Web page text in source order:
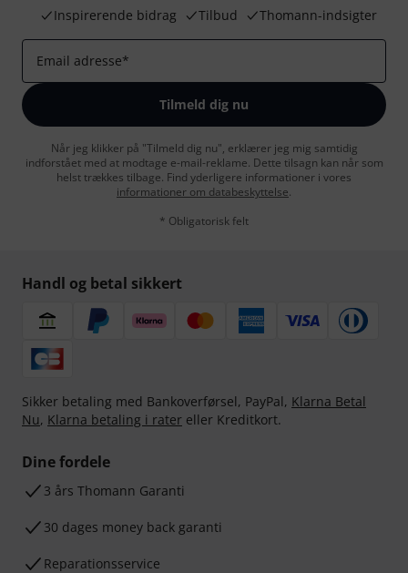
Inspirerende bidrag
Tilbud Thomann-indsigter
Email adresse*
Tilmeld dig nu
Når jeg klikker på "Tilmeld dig nu", erklærer jeg mig samtidig
indforstået med at modtage e-mail-reklame. Dette tilsagn kan når som
helst trækkes tilbage. Find yderligere informationer i vores
informationer om databeskyttelse.
* Obligatorisk felt
Handl og betal sikkert
Sikker betaling med Bankoverførsel, PayPal, Klarna Betal
Nu, Klarna betaling i rater eller Kreditkort.
Dine fordele
3 års Thomann Garanti
30 dages money back garanti
Reparationsservice